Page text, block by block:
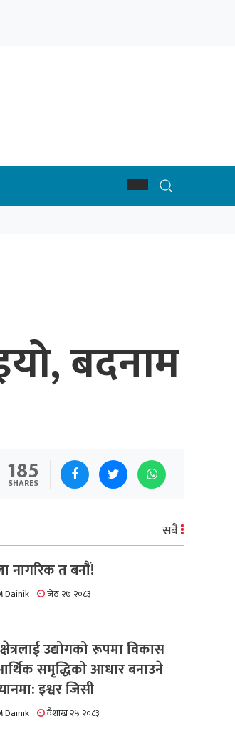
बदनाम
185
SHARES
सबै
नागरिक त बनाैं!
Dainik जेठ २७ २०८३
उद्योगको रूपमा विकास
समृद्धिको आधार बनाउने
इश्वर जिसी
Dainik वैशाख २५ २०८३